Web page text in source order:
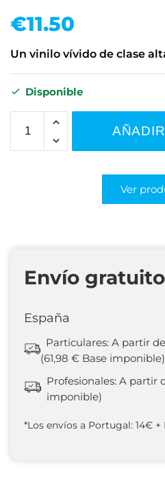
€11.50
Un vinilo vívido de clase
Disponible
Ver
Envío
España
Particulares: A partir
(61,98 € Base imponible)
Profesionales: A partir
imponible)
*Los envíos a Portugal: 14€ +